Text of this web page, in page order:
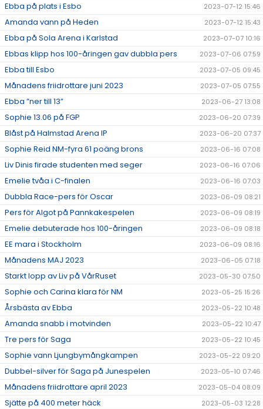
Ebba på plats i Esbo 2023-07-12 15:46
Amanda vann på Heden 2023-07-12 15:43
Ebba på Sola Arena i Karlstad 2023-07-07 10:16
Ebbas klipp hos 100-åringen gav dubbla pers 2023-07-06 07:59
Ebba till Esbo 2023-07-05 09:45
Månadens friidrottare juni 2023 2023-07-05 07:55
Ebba ”ner till 13” 2023-06-27 13:08
Sophie 13.06 på FGP 2023-06-20 07:39
Blåst på Halmstad Arena IP 2023-06-20 07:37
Sophie Reid NM-fyra 61 poäng brons 2023-06-16 07:08
Liv Dinis firade studenten med seger 2023-06-16 07:06
Emelie tvåa i C-finalen 2023-06-16 07:03
Dubbla Race-pers för Oscar 2023-06-09 08:21
Pers för Algot på Pannkakespelen 2023-06-09 08:19
Emelie debuterade hos 100-åringen 2023-06-09 08:18
EE mara i Stockholm 2023-06-09 08:16
Månadens MAJ 2023 2023-06-05 07:18
Starkt lopp av Liv på VårRuset 2023-05-30 07:50
Sophie och Carina klara för NM 2023-05-25 15:26
Årsbästa av Ebba 2023-05-22 10:48
Amanda snabb i motvinden 2023-05-22 10:47
Tre pers för Saga 2023-05-22 10:45
Sophie vann Ljungbymångkampen 2023-05-22 09:20
Dubbel-silver för Saga på Junespelen 2023-05-10 07:46
Månadens friidrottare april 2023 2023-05-04 08:09
Sjätte på 400 meter häck 2023-05-03 12:28